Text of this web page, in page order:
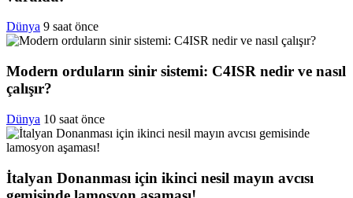
Dünya 9 saat önce
Modern orduların sinir sistemi: C4ISR nedir ve nasıl
çalışır?
Dünya 10 saat önce
İtalyan Donanması için ikinci nesil mayın avcısı